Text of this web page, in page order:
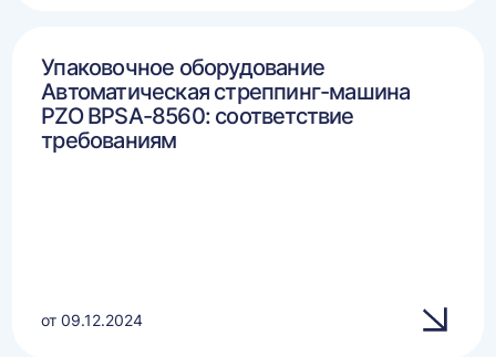
Упаковочное оборудование
Автоматическая стреппинг-машина
PZO BPSA-8560: соответствие
требованиям
от 09.12.2024